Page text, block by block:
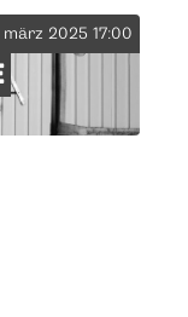
märz 2025 17:00